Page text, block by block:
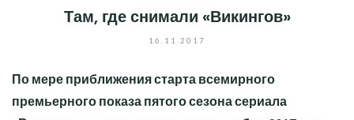
Там, где снимали «Викингов»
16.11.2017
По мере приближения старта всемирного
премьерного показа пятого сезона сериала